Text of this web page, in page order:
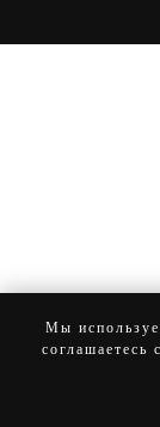
Мы
соглашаетесь